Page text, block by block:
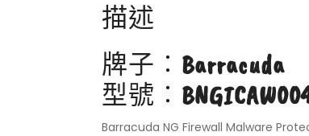
描述
牌子︰ Barracuda
型號︰
Barracuda NG Firewall Malware